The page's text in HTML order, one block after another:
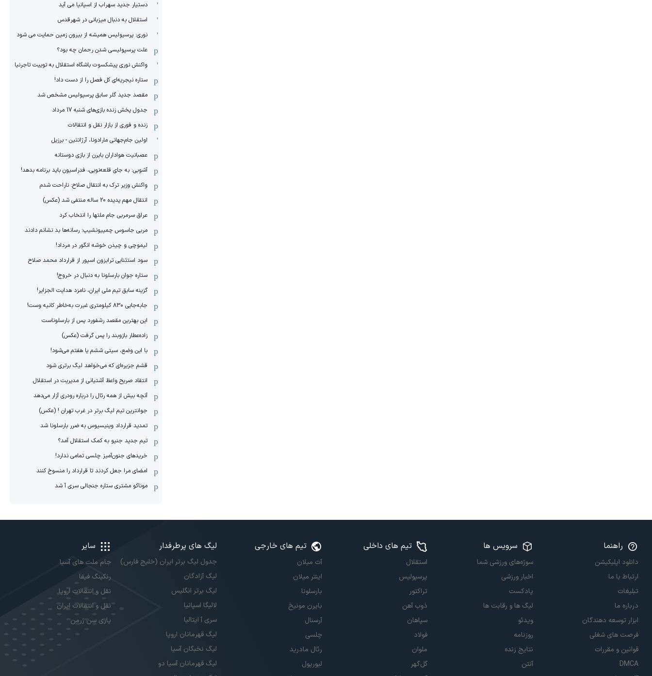
دستیار جدید سهراب از اسپانیا می آید
استقلال به دنبال میزبانی در شهرقدس
نوری: پرسپولیس همیشه از بیرون زمین حمایت می شود
علت پرسپولیسی شدن رحمان چه بود؟
واکنش نوری پیشکسوت باشگاه استقلال به توییت تاجرنیا
ستاره نیجریه‌ای کل فصل را از دست داد!
مقصد جدید گلر سابق پرسپولیس مشخص شد
جدول پخش زنده بازی‌های شنبه 17 مرداد
زنده و فوری از بازار نقل و انتقالات
اولین جام‌جهانی مارادونا، آرژانتین - برزیل
عصبانیت هواداران بایرن از بازی دوستانه
آشوبی: به جای قلعه‌نویی، فدراسیون باید برنامه بدهد!
واکنش وزیر ترک به انتقال صلاح: ناراحت شدم
انتقال مهم پدیده 20 ساله منتفی شد (عکس)
عراق سرمربی جام ملتها را انتخاب کرد
مربی جاسوس چمپیونشیپ: رسانه‌ها بد نشانم دادند
لیموچی و چیدن خوشه انگور در مرداد!
سود استثنایی ترابزون اسپور از قرارداد محمد صلاح
ستاره جوان بارسلونا به دنبال در خروج!
گزینه سابق تیم ملی ایران، نامزد هدایت الجزایر!
جابه‌جایی ۸۳۰ کیلومتری غیرت به‌خاطر کانیه وست!
این بهترین مقصد رشفورد پس از بارسلوناست
زاده‌عطار بازوبند را پس گرفت (عکس)
با این وضع، سیتی ششم یا هفتم می‌شود!
قشم جزیره‌ای که می‌خواهد لیگ برتری شود
انتقاد صریح واعظ آشتیانی از مدیریت در استقلال
آنچه بیش از همه رئال را درباره رودری آزار می‌دهد
جوانترین تیم لیگ برتر در غرب تهران ! (عکس)
تمدید قرارداد وینیسیوس به ضرر بارسلونا شد
تیم جدید جنپو به کمک استقلال آمد؟
خریدهای جنون‌آمیز چلسی تمامی ندارد!
امضای مرا جعل کردند تا قرارداد را منسوخ کنند
موناکو مشتری ستاره جنجالی سری آ شد
راهنما
دانلود اپلیکیشن
ارتباط با ما
تبلیغات
درباره ما
ابزار توسعه دهندگان
فرصت های شغلی
قوانین و مقررات
DMCA
سرویس ها
سوژه‌های ورزشی شما
اخبار ورزشی
پادکست
لیگ ها و رقابت ها
ویدئو
روزنامه
نتایج زنده
آنتن
تیم های داخلی
استقلال
پرسپولیس
تراکتور
ذوب آهن
سپاهان
فولاد
ملوان
گل‌گهر
تیم های خارجی
آث میلان
اینتر میلان
بارسلونا
بایرن مونیخ
آرسنال
چلسی
رئال مادرید
لیورپول
لیگ های پرطرفدار
جدول لیگ برتر ایران (خلیج فارس)
لیگ آزادگان
لیگ برتر انگلیس
لالیگا اسپانیا
سری آ ایتالیا
لیگ قهرمانان اروپا
لیگ نخبگان آسیا
لیگ قهرمانان آسیا دو
سایر
جام ملت های آسیا
رنکینگ فیفا
نقل و انتقالات اروپا
نقل و انتقالات ایران
پاری سن ژرمن